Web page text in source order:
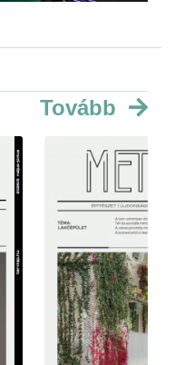
Tovább